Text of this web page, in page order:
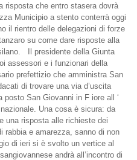
risposta che entro stasera dovrà
Municipio a stento conterrà oggi
il rientro delle delegazioni di forze
su come dare risposte alla
Il presidente della Giunta
assessori e i funzionari della
prefettizio che amministra San
di trovare una via d’uscita
San Giovanni in F iore all ‘
Una cosa è sicura: da
una risposta alle richieste dei
e amarezza, sanno di non
di ieri si è svolto un vertice al
andrà all’incontro di